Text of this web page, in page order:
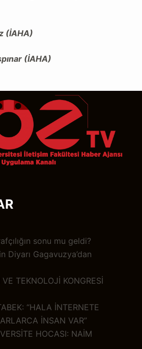
(İAHA)
(İAHA)
sonu mu geldi?
Diyarı Gagavuzya’dan
TEKNOLOJİ KONGRESİ
“HALA İNTERNETE
İNSAN VAR”
HOCASI: NAİM